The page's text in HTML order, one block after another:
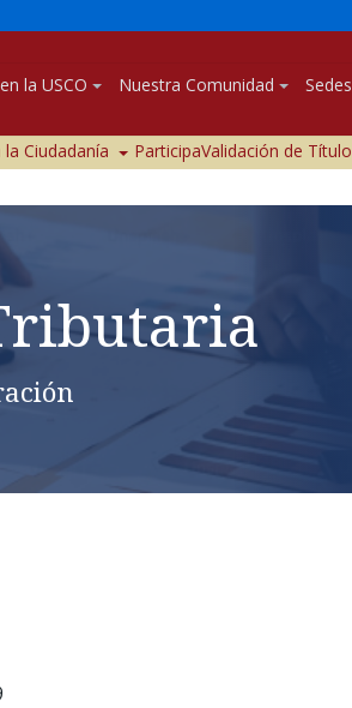
la USCO Nuestra Comunidad Sedes
Ciudadanía ParticipaValidación de Título